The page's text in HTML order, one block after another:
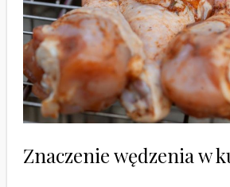
Znaczenie wędzenia w